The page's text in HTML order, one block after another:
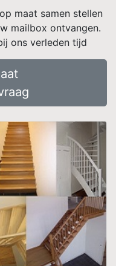
maat samen stellen
mailbox ontvangen.
ons verleden tijd